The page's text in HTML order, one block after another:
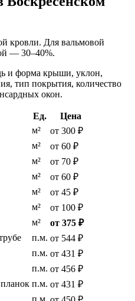
кровли. Для вальмовой
— 30–40%.
и форма крыши, уклон,
тип покрытия, количество
окон.
Ед.
Цена
м²
от 300 ₽
м²
от 60 ₽
м²
от 70 ₽
м²
от 60 ₽
м²
от 45 ₽
м²
от 100 ₽
м²
от 375 ₽
п.м. от 544 ₽
п.м. от 431 ₽
п.м. от 456 ₽
п.м. от 431 ₽
п.м.